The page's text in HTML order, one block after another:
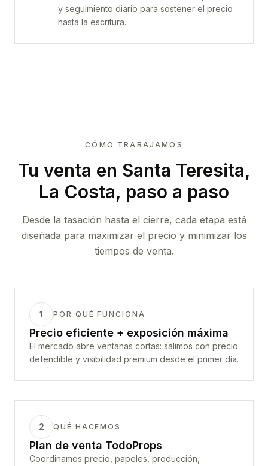
y seguimiento diario para sostener el precio
hasta la escritura.
CÓMO TRABAJAMOS
Tu venta en Santa Teresita,
La Costa, paso a paso
Desde la tasación hasta el cierre, cada etapa está
diseñada para maximizar el precio y minimizar los
tiempos de venta.
1 POR QUÉ FUNCIONA
Precio eficiente + exposición máxima
El mercado abre ventanas cortas: salimos con precio
defendible y visibilidad premium desde el primer día.
2 QUÉ HACEMOS
Plan de venta TodoProps
Coordinamos precio, papeles, producción,